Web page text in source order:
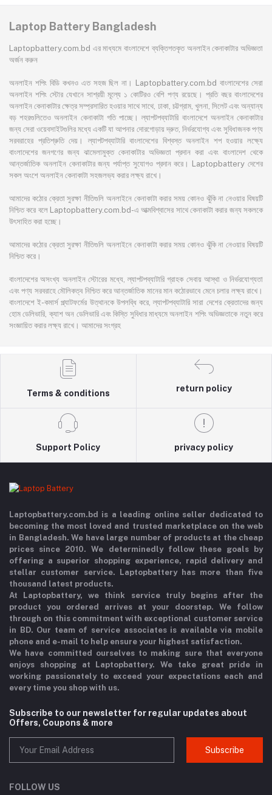
Laptop Battery Bangladesh
Laptopbattery.com.bd এর মাধ্যমে বাংলাদেশে ব্যক্তিগতকৃত অনলাইন কেনাকাটার অভিজ্ঞতা
অর্জন করুন
অনলাইন শপিং বিডি কখনও এত সহজ ছিল না। Laptopbattery.com.bd বাংলাদেশের সেরা
অনলাইন শপিং স্টোর যেখানে সাশ্রয়ী মূল্যে ১ কোটিরও বেশি পণ্য রয়েছে। প্রতি বছর বাংলাদেশের
অনলাইন কেনাকাটার ক্ষেত্র সম্প্রসারিত হওয়ার সাথে সাথে, ঢাকা, চট্টগ্রাম, খুলনা, সিলেট এবং অন্যান্য
বড় শহরগুলিতেও অনলাইন কেনাকাটা গতি পাচ্ছে। ল্যাপটপব্যাটারি বাংলাদেশে অনলাইন কেনাকাটার
জন্য সেরা ওয়েবসাইটগুলির মধ্যে একটি যা আপনার দোরগোড়ায় দ্রুত, নির্ভরযোগ্য এবং সুবিধাজনক পণ্য
সরবরাহের প্রতিশ্রুতি দেয়। ল্যাপটপব্যাটারি বাংলাদেশের বিশ্বস্ত অনলাইন শপ হওয়ার লক্ষ্যে
বাংলাদেশের জনগণের জন্য ঝামেলামুক্ত কেনাকাটার অভিজ্ঞতা প্রদান করা এবং বাংলাদেশ থেকে
আন্তর্জাতিক অনলাইন কেনাকাটার জন্য পর্যাপ্ত সুযোগও প্রদান করে। Laptopbattery দেশের
সকল অংশে অনলাইন কেনাকাটা সহজলভ্য করার লক্ষ্য রাখে।
আমাদের কঠোর ক্রেতা সুরক্ষা নীতিগুলি অনলাইনে কেনাকাটা করার সময় কোনও ঝুঁকি না নেওয়ার বিষয়টি
নিশ্চিত করে বলে Laptopbattery.com.bd-এ আত্মবিশ্বাসের সাথে কেনাকাটা করার জন্য সকলকে
উৎসাহিত করা হচ্ছে।
আমাদের কঠোর ক্রেতা সুরক্ষা নীতিগুলি অনলাইনে কেনাকাটা করার সময় কোনও ঝুঁকি না নেওয়ার বিষয়টি
নিশ্চিত করে।
বাংলাদেশের অসংখ্য অনলাইন স্টোরের মধ্যে, ল্যাপটপব্যাটারি গ্রাহক সেবায় আস্থা ও নির্ভরযোগ্যতা
এবং পণ্য সরবরাহে মৌলিকত্ব নিশ্চিত করে আন্তর্জাতিক মানের মান কঠোরভাবে মেনে চলার লক্ষ্য রাখে।
বাংলাদেশে ই-কমার্স প্ল্যাটফর্মের উত্থানকে উপলব্ধি করে, ল্যাপটপব্যাটারি সারা দেশের ক্রেতাদের জন্য
হোম ডেলিভারি, ক্যাশ অন ডেলিভারি এবং কিস্তি সুবিধার মাধ্যমে অনলাইন শপিং অভিজ্ঞতাকে নতুন করে
সংজ্ঞায়িত করার লক্ষ্য রাখে। আমাদের সংগ্রহ
Terms & conditions
return policy
Support Policy privacy policy
Laptopbattery.com.bd is a leading online seller dedicated to
becoming the most loved and trusted marketplace on the web
in Bangladesh. We have large number of products at the cheap
prices since 2010. We determinedly follow these goals by
offering a superior shopping experience, rapid delivery and
stellar customer service. Laptopbattery has more than five
thousand latest products.
At Laptopbattery, we think service truly begins after the
product you ordered arrives at your doorstep. We follow
through on this commitment with exceptional customer service
in BD. Our team of service associates is available via mobile
phone and e-mail to help ensure your highest satisfaction.
We have committed ourselves to making sure that everyone
enjoys shopping at Laptopbattery. We take great pride in
working passionately to exceed your expectations each and
every time you shop with us.
Subscribe to our newsletter for regular updates about
Offers, Coupons & more
Subscribe
FOLLOW US